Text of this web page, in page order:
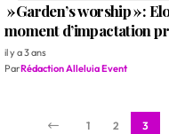
»Garden’s worship »:
moment d’impactation
il y a 3 ans
ParRédaction Alleluia Event
1 2 3